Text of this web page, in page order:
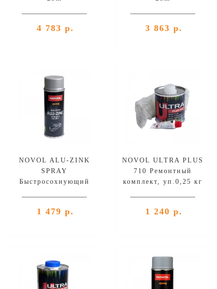
4 783 р. 3 863 р.
NOVOL ALU-ZINK
SPRAY
Быстросохнующий
(аэрозоль), уп.400 мл
1 479 р.
NOVOL ULTRA PLUS
710 Ремонтный
комплект, уп.0,25 кг
1 240 р.